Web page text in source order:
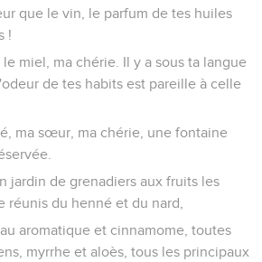
que le vin, le parfum de tes huiles
!
miel, ma chérie. Il y a sous ta langue
de tes habits est pareille à celle
ma sœur, ma chérie, une fontaine
jardin de grenadiers aux fruits les
réunis du henné et du nard,
aromatique et cinnamome, toutes
myrrhe et aloès, tous les principaux